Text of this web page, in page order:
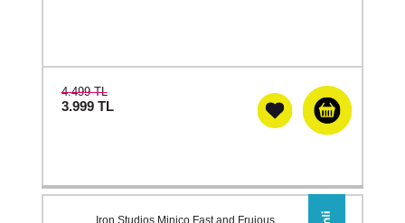
4.499 TL
3.999 TL
Iron Studios Minico Fast and Fruious